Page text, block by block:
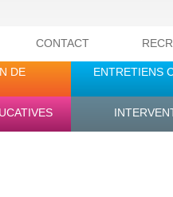
CONTACT
DE
ENTRETIENS